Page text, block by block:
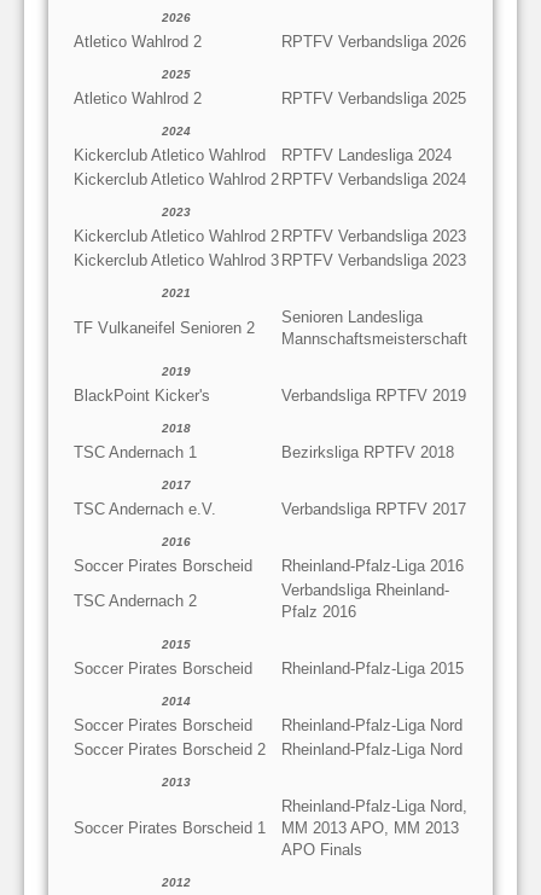
2026
Atletico Wahlrod 2 RPTFV Verbandsliga 2026
2025
Atletico Wahlrod 2 RPTFV Verbandsliga 2025
2024
Kickerclub Atletico Wahlrod
RPTFV Landesliga 2024
Kickerclub Atletico Wahlrod 2 RPTFV Verbandsliga 2024
2023
Kickerclub Atletico Wahlrod 2 RPTFV Verbandsliga 2023
Kickerclub Atletico Wahlrod 3 RPTFV Verbandsliga 2023
2021
TF Vulkaneifel Senioren 2
Senioren Landesliga
Mannschaftsmeisterschaft
2019
BlackPoint Kicker's Verbandsliga RPTFV 2019
2018
TSC Andernach 1 Bezirksliga RPTFV 2018
2017
TSC Andernach e.V. Verbandsliga RPTFV 2017
2016
Soccer Pirates Borscheid
Rheinland-Pfalz-Liga 2016
TSC Andernach 2
Verbandsliga Rheinland-
Pfalz 2016
2015
Soccer Pirates Borscheid Rheinland-Pfalz-Liga 2015
2014
Soccer Pirates Borscheid
Rheinland-Pfalz-Liga Nord
Soccer Pirates Borscheid 2
Rheinland-Pfalz-Liga Nord
2013
Soccer Pirates Borscheid 1
Rheinland-Pfalz-Liga Nord,
MM 2013 APO, MM 2013
APO Finals
2012